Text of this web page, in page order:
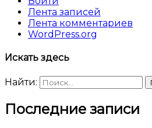
Лента записей
Лента комментариев
WordPress.org
Искать здесь
Найти:
Последние записи